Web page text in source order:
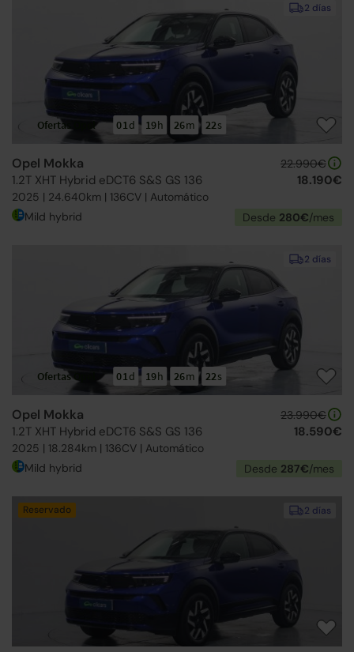
2 días
Ofertas Opel 01d 19h 26m 21s
Opel Mokka
1.2T XHT Hybrid eDCT6 S&S GS 136
2025 | 24.640km | 136CV | Automático
22.990€
18.190€
Mild hybrid Desde 280€/mes
2 días
Ofertas Opel 01d 19h 26m 21s
Opel Mokka
1.2T XHT Hybrid eDCT6 S&S GS 136
2025 | 18.284km | 136CV | Automático
23.990€
18.590€
Mild hybrid Desde 287€/mes
2 días
Reservado